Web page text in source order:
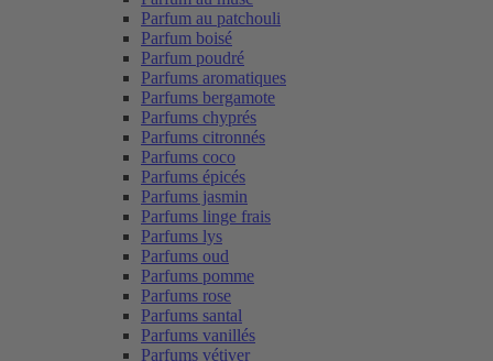
Parfum au patchouli
Parfum boisé
Parfum poudré
Parfums aromatiques
Parfums bergamote
Parfums chyprés
Parfums citronnés
Parfums coco
Parfums épicés
Parfums jasmin
Parfums linge frais
Parfums lys
Parfums oud
Parfums pomme
Parfums rose
Parfums santal
Parfums vanillés
Parfums vétiver